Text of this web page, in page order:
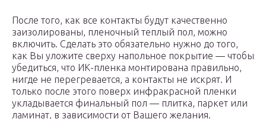
После того, как все контакты будут качественно
заизолированы, пленочный теплый пол, можно
включить. Сделать это обязательно нужно до того,
как Вы уложите сверху напольное покрытие — чтобы
убедиться, что ИК-пленка монтирована правильно,
нигде не перегревается, а контакты не искрят. И
только после этого поверх инфракрасной пленки
укладывается финальный пол — плитка, паркет или
ламинат, в зависимости от Вашего желания.